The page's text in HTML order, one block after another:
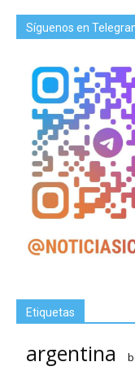
Síguenos en
Etiquetas
argentina